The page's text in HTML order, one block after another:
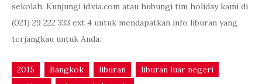
sekolah. Kunjungi id.via.com atau hubungi tim holiday kami di
(021) 29 222 333 ext 4 untuk mendapatkan info liburan yang
terjangkau untuk Anda.
2015 Bangkok liburan
liburan luar negeri